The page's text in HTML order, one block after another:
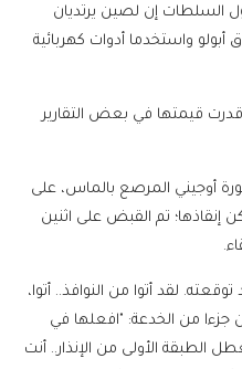
السلطات إن لصين يرتديان
واستخدما أدوات كهربائية
قدرت قيمتها في بعض التقارير
أوجيني المرصع بالماس، على
تم القبض على اثنين
لقد أتوا من النوافذ.. أتوا،
جزءا من الخدعة: "افعلها في
الطبقة الأولى من الإنذار.. أنت